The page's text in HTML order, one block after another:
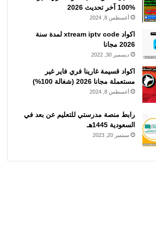
%100 آخر تحديث 2026
أغسطس 8, 2024
اكواد xtream iptv code لمدة سنة
2026 مجانا
ديسمبر 30, 2022
اكواد قسيمة غارينا فري فاير غير
مستعملة مجانا 2026 (شغالة 100%)
أغسطس 8, 2024
رابط منصة مدرستي للتعليم عن بعد في
السعودية 1445هـ
سبتمبر 20, 2023